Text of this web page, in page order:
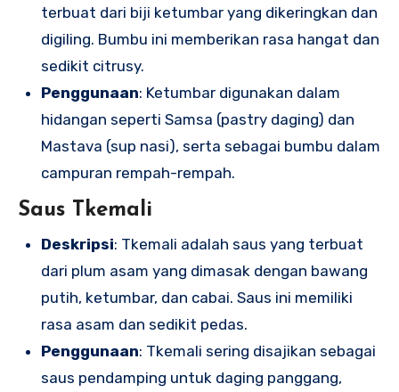
terbuat dari biji ketumbar yang dikeringkan dan
digiling. Bumbu ini memberikan rasa hangat dan
sedikit citrusy.
Penggunaan: Ketumbar digunakan dalam
hidangan seperti Samsa (pastry daging) dan
Mastava (sup nasi), serta sebagai bumbu dalam
campuran rempah-rempah.
Saus Tkemali
Deskripsi: Tkemali adalah saus yang terbuat
dari plum asam yang dimasak dengan bawang
putih, ketumbar, dan cabai. Saus ini memiliki
rasa asam dan sedikit pedas.
Penggunaan: Tkemali sering disajikan sebagai
saus pendamping untuk daging panggang,